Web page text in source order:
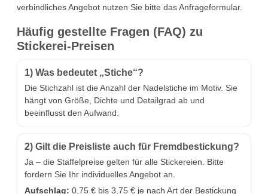
verbindliches Angebot nutzen Sie bitte das Anfrageformular.
Häufig gestellte Fragen (FAQ) zu
Stickerei-Preisen
1) Was bedeutet „Stiche“?
Die Stichzahl ist die Anzahl der Nadelstiche im Motiv. Sie
hängt von Größe, Dichte und Detailgrad ab und
beeinflusst den Aufwand.
2) Gilt die Preisliste auch für Fremdbestickung?
Ja – die Staffelpreise gelten für alle Stickereien. Bitte
fordern Sie Ihr individuelles Angebot an.
Aufschlag: 0,75 € bis 3,75 € je nach Art der Bestickung